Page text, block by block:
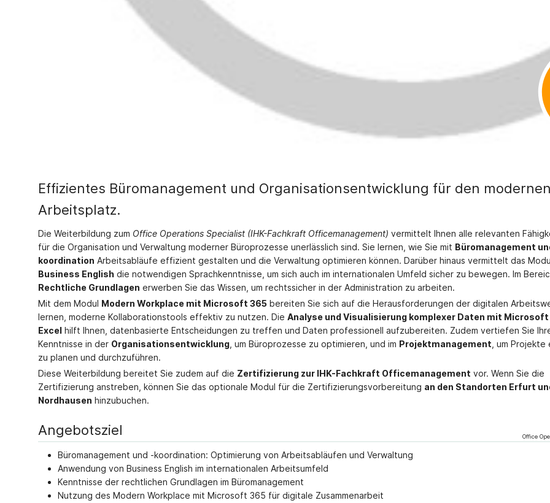
Effizientes Büromanagement und Organisationsentwicklung für den modernen
Arbeitsplatz.
Die Weiterbildung zum Office Operations Specialist (IHK-Fachkraft Officemanagement) vermittelt Ihnen alle relevanten
für die Organisation und Verwaltung moderner Büroprozesse unerlässlich sind. Sie lernen, wie Sie mit Büromanagement
koordination Arbeitsabläufe effizient gestalten und die Verwaltung optimieren können. Darüber hinaus vermittelt das
Business English die notwendigen Sprachkenntnisse, um sich auch im internationalen Umfeld sicher zu bewegen. Im
Rechtliche Grundlagen erwerben Sie das Wissen, um rechtssicher in der Administration zu arbeiten.
Mit dem Modul Modern Workplace mit Microsoft 365 bereiten Sie sich auf die Herausforderungen der digitalen
lernen, moderne Kollaborationstools effektiv zu nutzen. Die Analyse und Visualisierung komplexer Daten mit Microsoft
Excel hilft Ihnen, datenbasierte Entscheidungen zu treffen und Daten professionell aufzubereiten. Zudem vertiefen Sie
Kenntnisse in der Organisationsentwicklung , um Büroprozesse zu optimieren, und im Projektmanagement , um
zu planen und durchzuführen.
Diese Weiterbildung bereitet Sie zudem auf die Zertifizierung zur IHK-Fachkraft Officemanagement vor. Wenn Sie die
Zertifizierung anstreben, können Sie das optionale Modul für die Zertifizierungsvorbereitung an den Standorten Erfurt
Nordhausen hinzubuchen.
Angebotsziel Office
Büromanagement und -koordination: Optimierung von Arbeitsabläufen und Verwaltung
Anwendung von Business English im internationalen Arbeitsumfeld
Kenntnisse der rechtlichen Grundlagen im Büromanagement
Nutzung des Modern Workplace mit Microsoft 365 für digitale Zusammenarbeit